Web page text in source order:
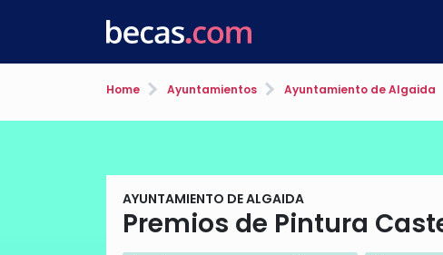
Home Ayuntamientos Ayuntamiento de Algaida
AYUNTAMIENTO DE ALGAIDA
Premios de Pintura